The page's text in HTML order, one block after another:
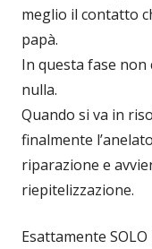
meglio il contatto
papà.
In questa fase
nulla.
Quando si va in
finalmente
riparazione e
riepitelizzazione.
Esattamente